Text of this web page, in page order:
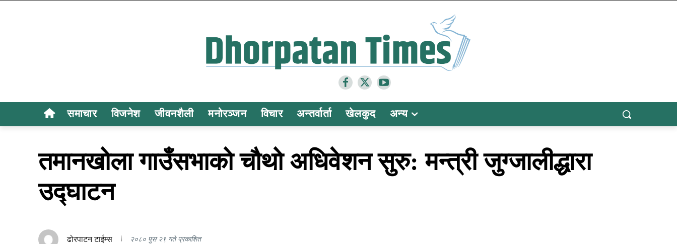
समाचार विजनेश जीवनशैली मनोरञ्जन विचार अन्तर्वार्ता खेलकुद अन्य
तमानखोला गाउँसभाको चौथो अधिवेशन सुरु: मन्त्री जुग्जालीद्धारा
उद्घाटन
ढोरपाटन टाईम्स २०८० पुस २९ गते प्रकाशित